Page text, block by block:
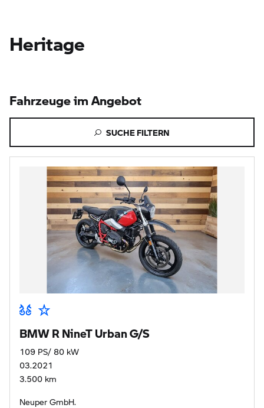
Heritage
Fahrzeuge im Angebot
SUCHE FILTERN
BMW R NineT Urban G/S
109 PS/ 80 kW
03.2021
3.500 km
Neuper GmbH.